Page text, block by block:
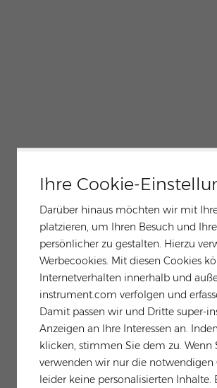
Ihre Cookie-
Darüber hinaus möchten wir mit
platzieren, um Ihren Besuch und
persönlicher zu gestalten. Hierzu
Werbecookies. Mit diesen Cookies
Internetverhalten innerhalb und
instrument.com verfolgen und
Damit passen wir und Dritte super-
Anzeigen an Ihre Interessen an.
klicken, stimmen Sie dem zu. Wenn
verwenden wir nur die notwendigen
leider keine personalisierten Inhalte.